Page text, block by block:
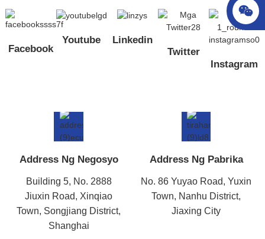
Facebook
Youtube
Linkedin
Twitter
Instagram
Address Ng Negosyo
Building 5, No. 2888
Jiuxin Road, Xinqiao
Town, Songjiang District,
Shanghai
Address Ng Pabrika
No. 86 Yuyao Road, Yuxin
Town, Nanhu District,
Jiaxing City